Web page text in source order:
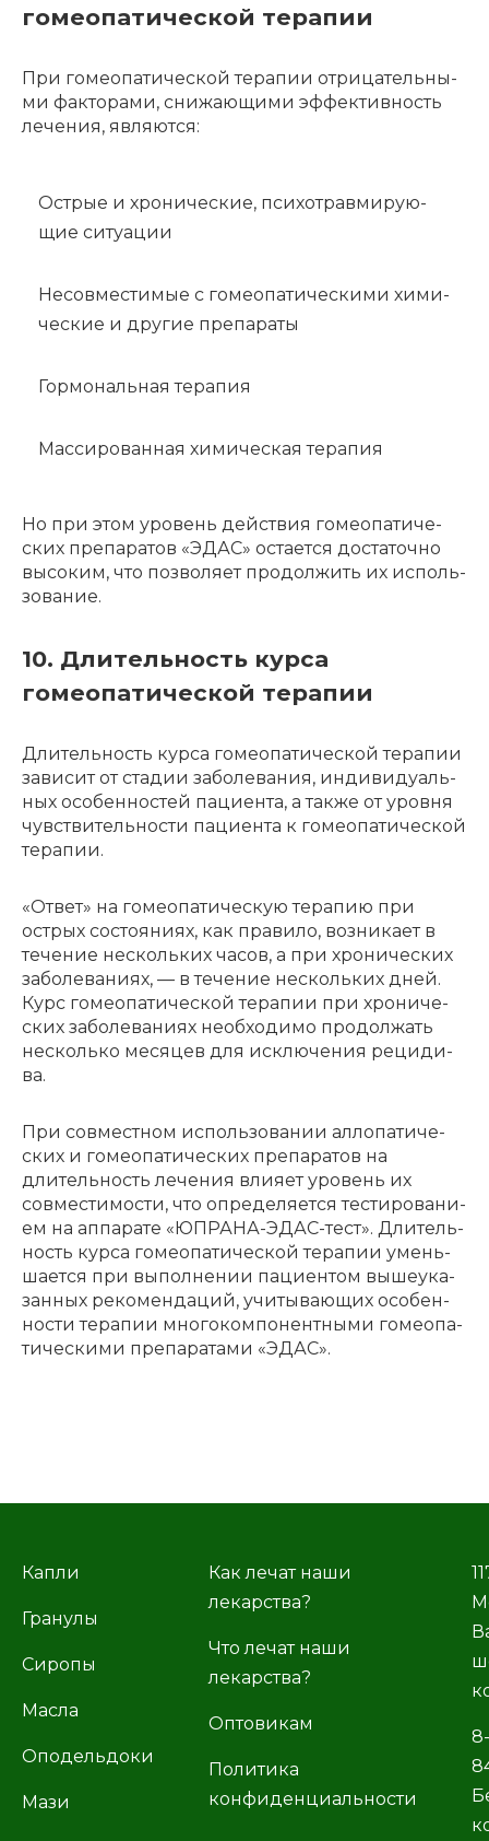
гомеопатической терапии
При гомео­па­ти­че­ской тера­пии отри­ца­тель­ны­
ми факто­ра­ми, снижа­ю­щи­ми эффек­тив­ность
лече­ния, явля­ют­ся:
Острые и хрони­че­ские, психо­трав­ми­ру­ю­
щие ситу­а­ции
Несов­ме­сти­мые с гомео­па­ти­че­ски­ми хими­
че­ские и другие препа­ра­ты
Гормональная терапия
Массированная химическая терапия
Но при этом уровень действия гомео­па­ти­че­
ских препа­ра­тов «ЭДАС» оста­ет­ся доста­точ­но
высо­ким, что позво­ля­ет продол­жить их исполь­
зо­ва­ние.
10. Длительность курса
гомеопатической терапии
Длитель­ность курса гомео­па­ти­че­ской тера­пии
зави­сит от стадии заболе­ва­ния, инди­ви­ду­аль­
ных особен­но­стей паци­ен­та, а также от уров­ня
чувстви­тель­но­сти паци­ен­та к гомео­па­ти­че­ской
тера­пии.
«Ответ» на гомео­па­ти­че­скую тера­пию при
острых состо­я­ни­ях, как прави­ло, возни­ка­ет в
тече­ние несколь­ких часов, а при хрони­че­ских
заболе­ва­ни­ях, — в тече­ние несколь­ких дней.
Курс гомео­па­ти­че­ской тера­пии при хрони­че­
ских заболе­ва­ни­ях необ­хо­ди­мо продол­жать
несколь­ко меся­цев для исклю­че­ния реци­ди­
ва.
При совмест­ном исполь­зо­ва­нии алло­па­ти­че­
ских и гомео­па­ти­че­ских препа­ра­тов на
длитель­ность лече­ния влия­ет уровень их
совме­сти­мо­сти, что опре­де­ля­ет­ся тести­ро­ва­ни­
ем на аппа­ра­те «ЮПРАНА-ЭДАС-тест». Длитель­
ность курса гомео­па­ти­че­ской тера­пии умень­
ша­ет­ся при выпол­не­нии паци­ен­том выше­ука­
зан­ных реко­мен­да­ций, учиты­ва­ю­щих особен­
но­сти тера­пии много­ком­по­нент­ны­ми гомео­па­
ти­че­ски­ми препа­ра­та­ми «ЭДАС».
Капли
Гранулы
Сиропы
Масла
Оподельдоки
Мази
Как лечат наши
лекарства?
Что лечат наши
лекарства?
Оптовикам
Политика
конфиденциальности